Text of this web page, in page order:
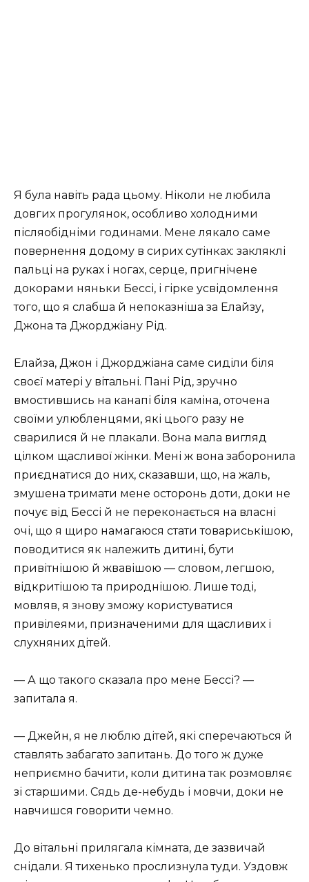
Я була навіть рада цьому. Ніколи не любила
довгих прогулянок, особливо холодними
післяобідніми годинами. Мене лякало саме
повернення додому в сирих сутінках: закляклі
пальці на руках і ногах, серце, пригнічене
докорами няньки Бессі, і гірке усвідомлення
того, що я слабша й непоказніша за Елайзу,
Джона та Джорджіану Рід.
Елайза, Джон і Джорджіана саме сиділи біля
своєї матері у вітальні. Пані Рід, зручно
вмостившись на канапі біля каміна, оточена
своїми улюбленцями, які цього разу не
сварилися й не плакали. Вона мала вигляд
цілком щасливої жінки. Мені ж вона заборонила
приєднатися до них, сказавши, що, на жаль,
змушена тримати мене осторонь доти, доки не
почує від Бессі й не переконається на власні
очі, що я щиро намагаюся стати товариськішою,
поводитися як належить дитині, бути
привітнішою й жвавішою — словом, легшою,
відкритішою та природнішою. Лише тоді,
мовляв, я знову зможу користуватися
привілеями, призначеними для щасливих і
слухняних дітей.
— А що такого сказала про мене Бессі? —
запитала я.
— Джейн, я не люблю дітей, які сперечаються й
ставлять забагато запитань. До того ж дуже
неприємно бачити, коли дитина так розмовляє
зі старшими. Сядь де-небудь і мовчи, доки не
навчишся говорити чемно.
До вітальні прилягала кімната, де зазвичай
снідали. Я тихенько прослизнула туди. Уздовж